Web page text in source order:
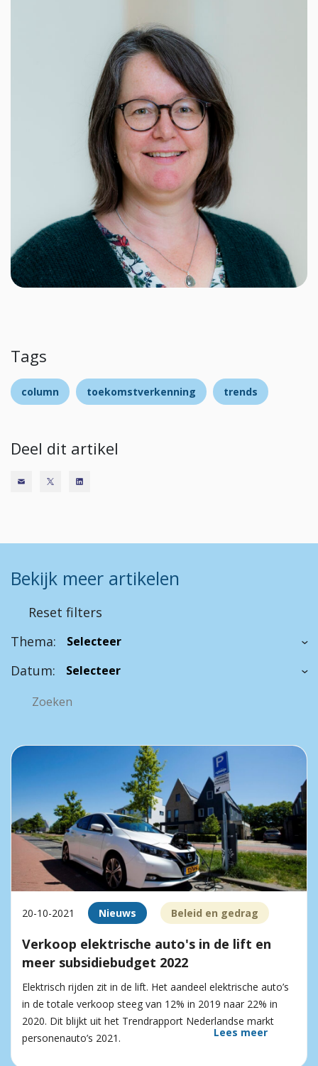
Tags
column toekomstverkenning trends
Deel dit artikel
Bekijk meer artikelen
Reset filters
Thema:
Datum:
20-10-2021 Nieuws Beleid en gedrag
Verkoop elektrische auto's in de lift en
meer subsidiebudget 2022
Elektrisch rijden zit in de lift. Het aandeel elektrische auto’s
in de totale verkoop steeg van 12% in 2019 naar 22% in
2020. Dit blijkt uit het Trendrapport Nederlandse markt
personenauto’s 2021.
Lees meer